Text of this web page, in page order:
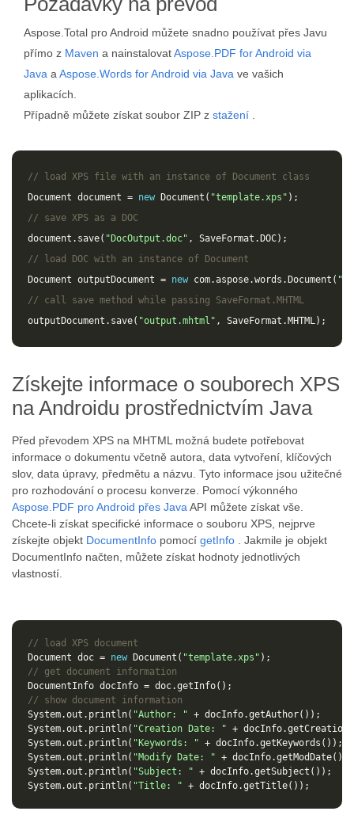
Aspose.Total pro Android můžete snadno používat přes Javu
přímo z Maven a nainstalovatAspose.PDF for Android via
Java a Aspose.Words for Android via Java ve vašich
aplikacích.
Případně můžete získat soubor ZIP z stažení
// load XPS file with an instance of Document class
Document document = new Document ( "template.xps" );
// save XPS as a DOC
document . save( "DocOutput.doc" , SaveFormat . DOC);
// load DOC with an instance of Document
Document outputDocument = new com.aspose.words . Document (
// call save method while passing SaveFormat.MHTML
outputDocument . save( "output.mhtml" , SaveFormat . MHTML);
Získejte informace o souborech XPS
na Androidu prostřednictvím Java
Před převodem XPS na MHTML možná budete potřebovat
informace o dokumentu včetně autora, data vytvoření, klíčových
slov, data úpravy, předmětu a názvu. Tyto informace jsou užitečné
pro rozhodování o procesu konverze. Pomocí výkonného
Aspose.PDF pro Android přes Java API můžete získat vše.
Chcete-li získat specifické informace o souboru XPS, nejprve
získejte objekt DocumentInfo pomocí getInfo . Jakmile je objekt
DocumentInfo načten, můžete získat hodnoty jednotlivých
vlastností.
// load XPS document
Document doc = new Document ( "template.xps" );
// get document information
DocumentInfo docInfo = doc.getInfo();
// show document information
System.out . println( "Author: " + docInfo.getAuthor());
System.out . println( "Creation Date: " + docInfo.
System.out . println( "Keywords: " + docInfo.getKeywords ());
System.out . println( "Modify Date: " + docInfo.getModDate());
System.out . println( "Subject: " + docInfo.getSubject ());
System.out . println( "Title: " + docInfo.getTitle());